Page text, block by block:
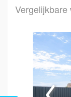
Vergelijkbare